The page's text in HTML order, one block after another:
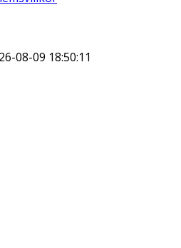
08-09 18:50:11